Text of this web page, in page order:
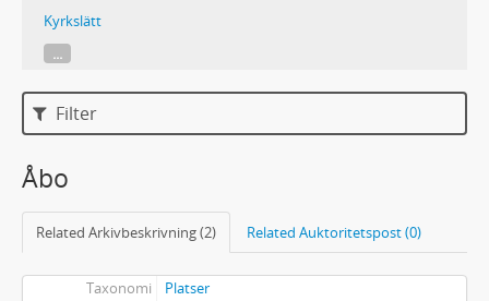
Kyrkslätt
...
Filter
Åbo
Related Arkivbeskrivning (2) Related Auktoritetspost (0)
Taxonomi
Platser